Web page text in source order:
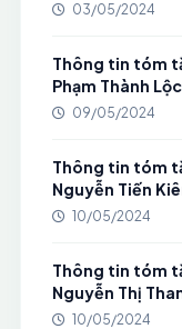
03/05/2024
Thông tin tóm
Phạm Thành Lộc
09/05/2024
Thông tin tóm
Nguyễn Tiến
10/05/2024
Thông tin tóm
Nguyễn Thị
10/05/2024